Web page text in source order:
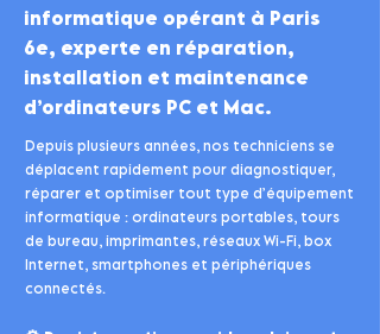
informatique opérant à Paris
6e, experte en réparation,
installation et maintenance
d’ordinateurs PC et Mac.
Depuis plusieurs années, nos techniciens se
déplacent rapidement pour diagnostiquer,
réparer et optimiser tout type d’équipement
informatique : ordinateurs portables, tours
de bureau, imprimantes, réseaux Wi-Fi, box
Internet, smartphones et périphériques
connectés.